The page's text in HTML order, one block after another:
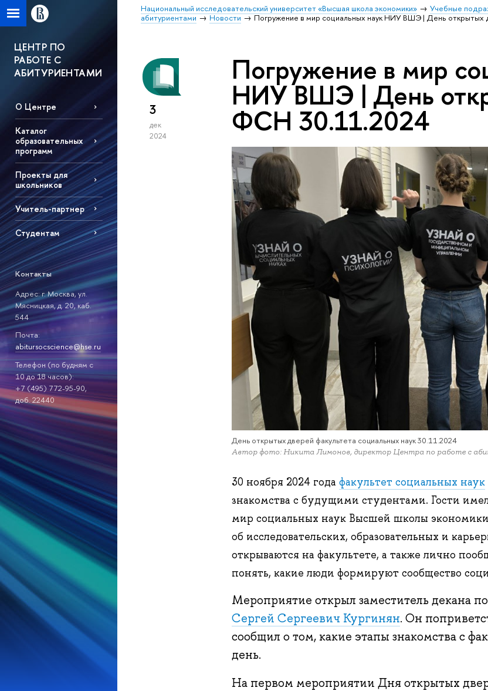
Национальный исследовательский университет «Высшая школа экономики» Учебные
абитуриентами
Новости Погружение в мир социальных наук НИУ ВШЭ | День
ЦЕНТР ПО
РАБОТЕ С
АБИТУРИЕНТАМИ
О Центре
Каталог
образовательных
программ
Проекты для
школьников
Учитель-партнер
Студентам
Контакты
Адрес: г. Москва, ул.
Мясницкая, д. 20, каб.
544
Почта:
abitursocscience@hse.ru
Телефон (по будням с
10 до 18 часов):
+7 (495) 772-95-90,
доб. 22440
3
дек
2024
Погружение в мир
НИУ ВШЭ | День
ФСН 30.11.2024
День открытых дверей факультета социальных наук 30.11.2024
Автор фото: Никита Лимонов, директор Центра по работе с
30 ноября 2024 годафакультет социальных наук
знакомства с будущими студентами. Гости
мир социальных наук Высшей школы экономики
об исследовательских, образовательных и
открываются на факультете, а также лично
понять, какие люди формируют сообщество
Мероприятие открыл заместитель декана
Сергей Сергеевич Кургинян. Он
сообщил о том, какие этапы знакомства с
день.
На первом мероприятии Дня открытых